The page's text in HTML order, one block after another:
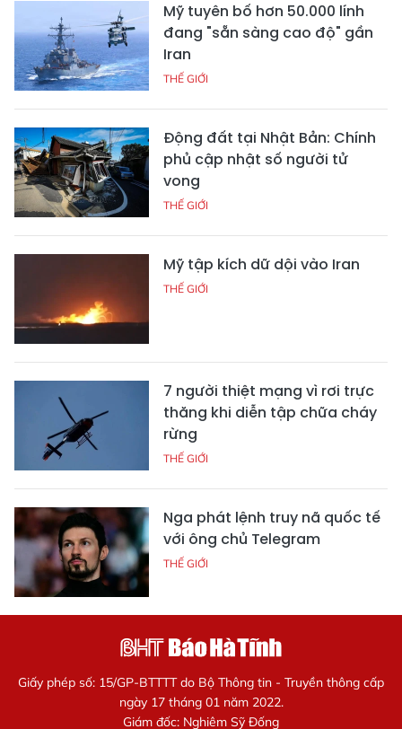
Mỹ tuyên bố hơn 50.000 lính
đang "sẵn sàng cao độ" gần
Iran
THẾ GIỚI
Động đất tại Nhật Bản: Chính
phủ cập nhật số người tử
vong
THẾ GIỚI
Mỹ tập kích dữ dội vào Iran
THẾ GIỚI
7 người thiệt mạng vì rơi trực
thăng khi diễn tập chữa cháy
rừng
THẾ GIỚI
Nga phát lệnh truy nã quốc tế
với ông chủ Telegram
THẾ GIỚI
Giấy phép số: 15/GP-BTTTT do Bộ Thông tin - Truyền thông cấp
ngày 17 tháng 01 năm 2022.
Giám đốc: Nghiêm Sỹ Đống